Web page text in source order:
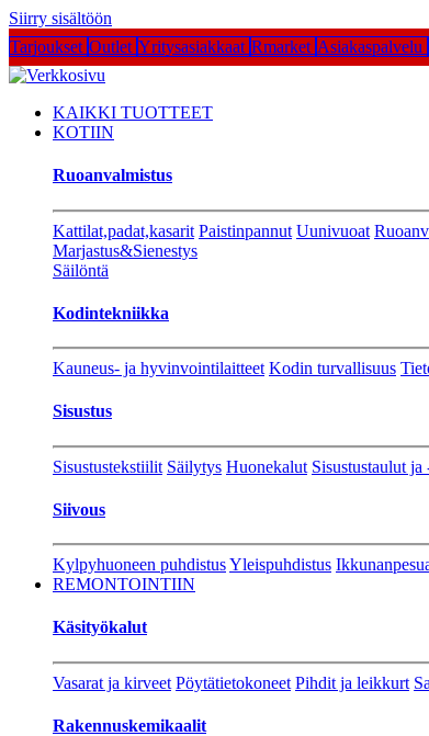
Siirry sisältöön
Tarjoukset Outlet Yritysasiakkaat Rmarket Asiakaspalvelu
KAIKKI TUOTTEET
KOTIIN
Ruoanvalmistus
Kattilat,padat,kasarit Paistinpannut Uunivuoat
Marjastus&Sienestys
Säilöntä
Kodintekniikka
Kauneus- ja hyvinvointilaitteet Kodin turvallisuus
Sisustus
Sisustustekstiilit Säilytys Huonekalut Sisustustaulut ja
Siivous
Kylpyhuoneen puhdistusYleispuhdistus
REMONTOINTIIN
Käsityökalut
Vasarat ja kirveet Pöytätietokoneet Pihdit ja leikkurt
Rakennuskemikaalit